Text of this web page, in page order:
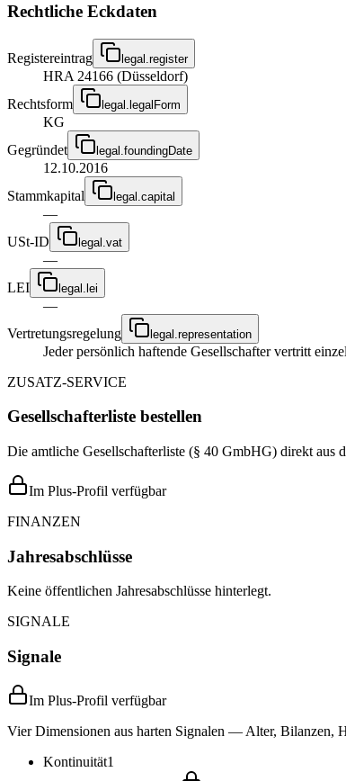
Rechtliche Eckdaten
Registereintrag legal.register
HRA 24166 (Düsseldorf)
Rechtsform
legal.legalForm
KG
Gegründet
legal.foundingDate
12.10.2016
Stammkapital
legal.capital
—
USt-ID
legal.vat
—
LEI
legal.lei
—
Vertretungsregelung
legal.representation
Jeder persönlich haftende Gesellschafter vertritt
ZUSATZ-SERVICE
Gesellschafterliste bestellen
Die amtliche Gesellschafterliste (§ 40 GmbHG) direkt
Im Plus-Profil verfügbar
FINANZEN
Jahresabschlüsse
Keine öffentlichen Jahresabschlüsse hinterlegt.
SIGNALE
Signale
Im Plus-Profil verfügbar
Vier Dimensionen aus harten Signalen — Alter, Bilanzen,
Kontinuität1